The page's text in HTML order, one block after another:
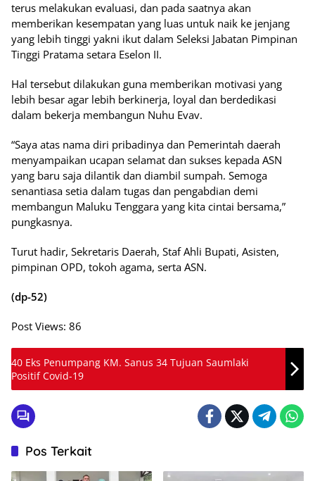
terus melakukan evaluasi, dan pada saatnya akan
memberikan kesempatan yang luas untuk naik ke jenjang
yang lebih tinggi yakni ikut dalam Seleksi Jabatan Pimpinan
Tinggi Pratama setara Eselon II.
Hal tersebut dilakukan guna memberikan motivasi yang
lebih besar agar lebih berkinerja, loyal dan berdedikasi
dalam bekerja membangun Nuhu Evav.
“Saya atas nama diri pribadinya dan Pemerintah daerah
menyampaikan ucapan selamat dan sukses kepada ASN
yang baru saja dilantik dan diambil sumpah. Semoga
senantiasa setia dalam tugas dan pengabdian demi
membangun Maluku Tenggara yang kita cintai bersama,”
pungkasnya.
Turut hadir, Sekretaris Daerah, Staf Ahli Bupati, Asisten,
pimpinan OPD, tokoh agama, serta ASN.
(dp-52)
Post Views: 86
40 Eks Penumpang KM. Sanus 34 Tujuan Saumlaki
Positif Covid-19
Pos Terkait